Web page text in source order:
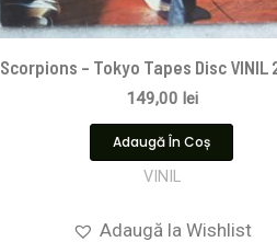
Scorpions ‎– Tokyo Tapes Disc VINIL
149,00 lei
Adaugă În Coș
VINIL
Adaugă la Wishlist